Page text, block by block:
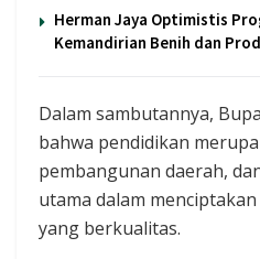
Herman Jaya Optimistis
Kemandirian Benih dan
Dalam sambutannya,
bahwa pendidikan
pembangunan daerah,
utama dalam
yang berkualitas.